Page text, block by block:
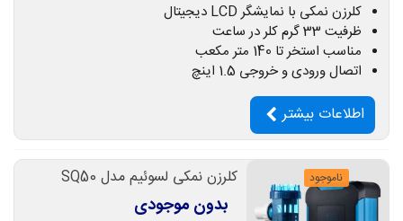
کلرزن نمکی با نمایشگر LCD دیجیتال
ظرفیت 33 گرم کلر در ساعت
مناسب استخر تا 140 متر مکعب
اتصال ورودی و خروجی 1.5 اینچ
اطلاعات بیشتر
ناموجود کلرزن نمکی لسوئیم مدل SQ50
بدون موجودی